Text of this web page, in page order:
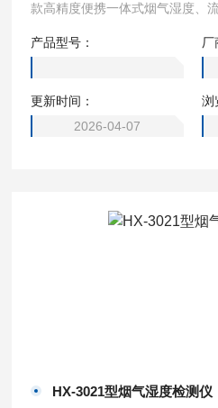
款高精度便携一体式烟气湿度、
高，耐腐蚀，使用温度范围宽等
以及各种排风管道的烟气湿度、
量、动压、静压及烟温等参数的
产品型号：
厂
更新时间：
2026-04-07
浏
HX-3021型烟气湿度检测仪